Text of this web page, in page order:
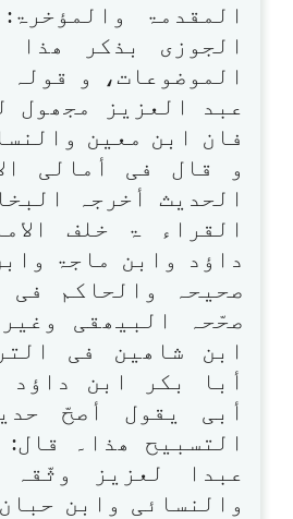
المقدمۃ
الجوزی بذکر ھذا
الموضوعات، و قولہ
عبد العزیز مجھول
فان ابن معین
و قال فی أمالی
الحدیث أخرجہ
القراء ۃ خلف
داؤد وابن ماجۃ
صحیحہ والحاکم فی
صحّحہ البیھقی
ابن شاھین فی
أبا بکر ابن داؤد
أبی یقول أصحّ
التسبیح ھذا۔
عبدا لعزیز
والنسائی وابن